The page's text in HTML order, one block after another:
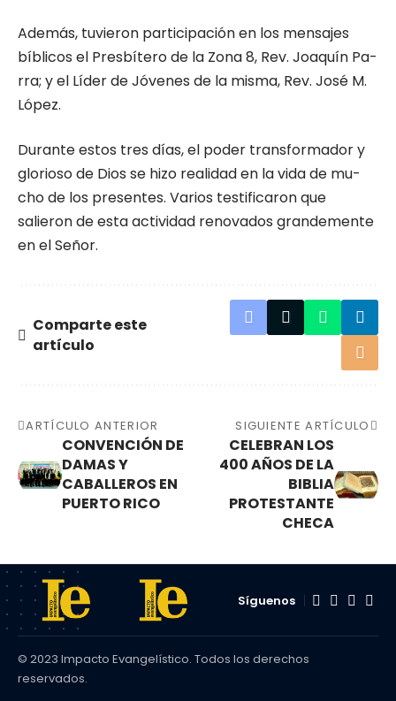
Además, tuvieron par­ticipación en los mensajes
bíblicos el Presbítero de la Zona 8, Rev. Joaquín Pa­
rra; y el Líder de Jóvenes de la misma, Rev. José M.
López.
Durante estos tres días, el poder transformador y
glorioso de Dios se hizo realidad en la vida de mu­
cho de los presentes. Varios testificaron que
salieron de esta actividad renovados grandemente
en el Señor.
Comparte este
artículo
ARTÍCULO ANTERIOR
CONVENCIÓN DE
DAMAS Y
CABALLEROS EN
PUERTO RICO
SIGUIENTE ARTÍCULO
CELEBRAN LOS
400 AÑOS DE LA
BIBLIA
PROTESTANTE
CHECA
Síguenos
© 2023 Impacto Evangelístico. Todos los derechos
reservados.